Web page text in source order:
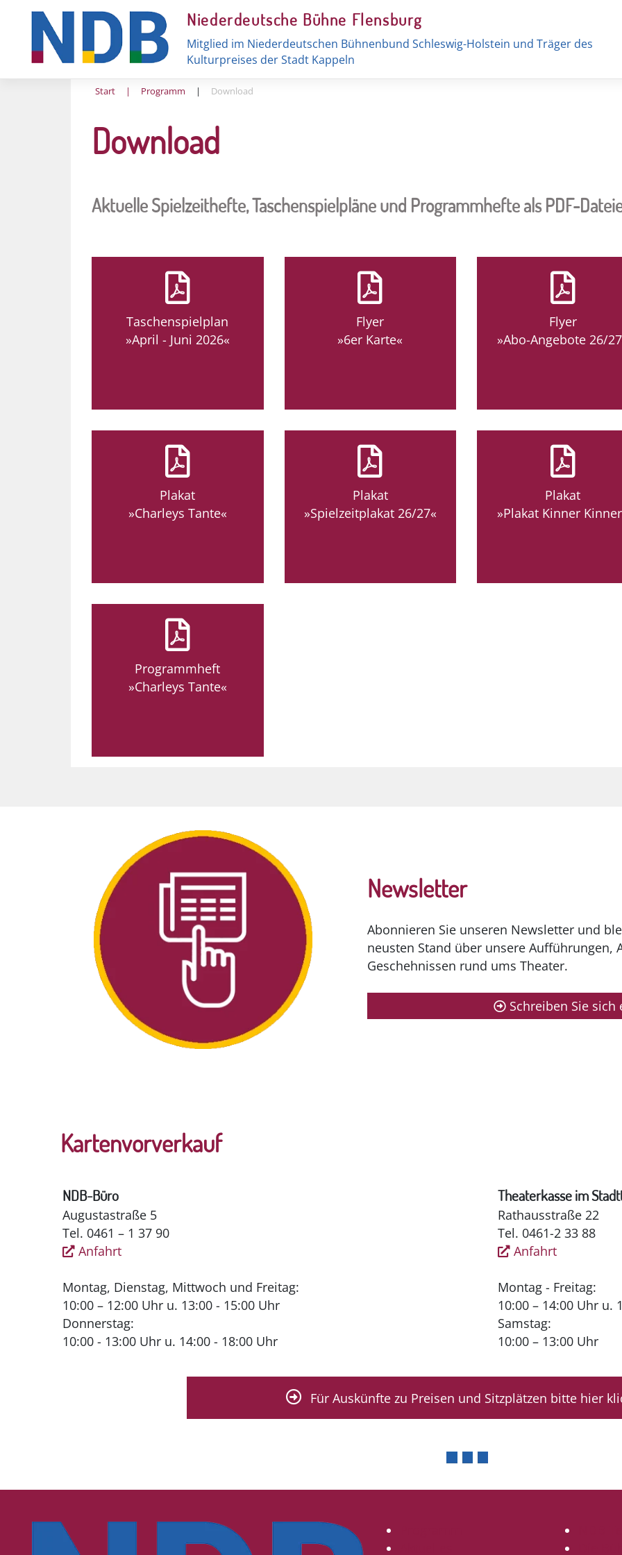
Niederdeutsche Bühne Flensburg
Mitglied im Niederdeutschen Bühnenbund Schleswig-Holstein und Träger des
Kulturpreises der Stadt Kappeln
Start | Programm | Download
Download
Aktuelle Spielzeithefte, Taschenspielpläne und Programmhefte als PDF-
Taschenspielplan
»April - Juni 2026«
Flyer
»6er Karte«
Flyer
»Abo-Angebote 26/
Plakat
»Charleys Tante«
Plakat
»Spielzeitplakat 26/27«
Plakat
»Plakat Kinner
Programmheft
»Charleys Tante«
Newsletter
Abonnieren Sie unseren Newsletter und
neusten Stand über unsere Aufführungen,
Geschehnissen rund ums Theater.
Schreiben Sie sich
Kartenvorverkauf
NDB-Büro
Augustastraße 5
Tel. 0461 – 1 37 90
Anfahrt
Montag, Dienstag, Mittwoch und Freitag:
10:00 – 12:00 Uhr u. 13:00 - 15:00 Uhr
Donnerstag:
10:00 - 13:00 Uhr u. 14:00 - 18:00 Uhr
Theaterkasse im
Rathausstraße 22
Tel. 0461-2 33 88
Anfahrt
Montag - Freitag:
10:00 – 14:00 Uhr u.
Samstag:
10:00 – 13:00 Uhr
Für Auskünfte zu Preisen und Sitzplätzen bitte hier